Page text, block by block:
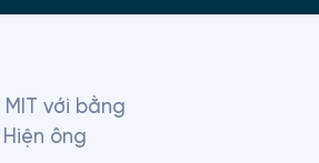
với bằng
ông